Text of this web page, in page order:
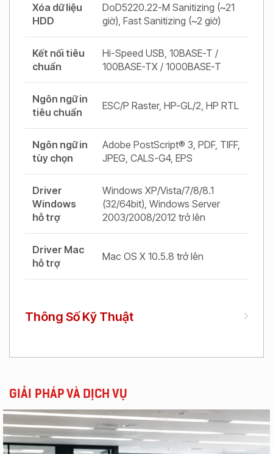
Xóa dữ liệu
HDD
DoD5220.22-M Sanitizing (~21
giờ), Fast Sanitizing (~2 giờ)
Kết nối tiêu
chuẩn
Hi-Speed USB, 10BASE-T /
100BASE-TX / 1000BASE-T
Ngôn ngữ in
tiêu chuẩn
ESC/P Raster, HP-GL/2, HP RTL
Ngôn ngữ in
tùy chọn
Adobe PostScript® 3, PDF, TIFF,
JPEG, CALS-G4, EPS
Driver
Windows
hỗ trợ
Windows XP/Vista/7/8/8.1
(32/64bit), Windows Server
2003/2008/2012 trở lên
Driver Mac
hỗ trợ
Mac OS X 10.5.8 trở lên
Thông Số Kỹ Thuật
GIẢI PHÁP VÀ DỊCH VỤ